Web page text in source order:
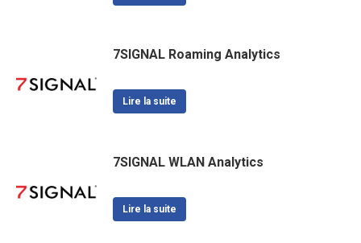
7SIGNAL Roaming Analytics
Lire la suite
7SIGNAL WLAN Analytics
Lire la suite